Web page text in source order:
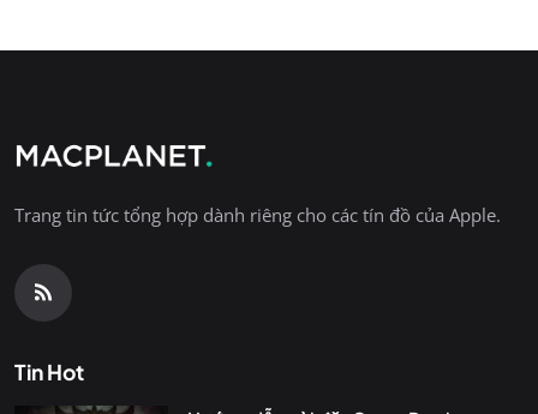
Trang tin tức tổng hợp dành riêng cho các tín đồ của Apple.
Tin Hot